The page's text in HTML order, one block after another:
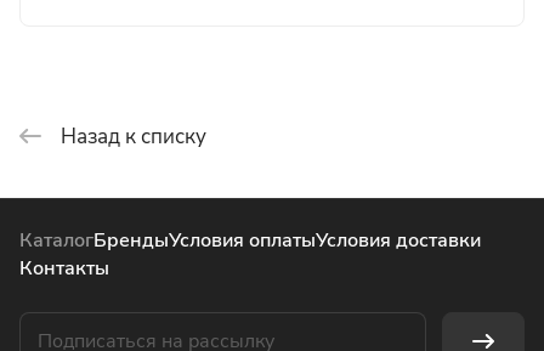
Назад к списку
КаталогБрендыУсловия оплатыУсловия доставки
Контакты